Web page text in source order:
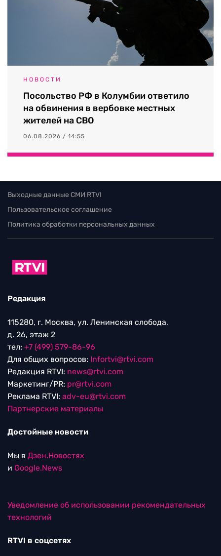
НОВОСТИ
Посольство РФ в Колумбии ответило
на обвинения в вербовке местных
жителей на СВО
06.08.2026 / 14:55
Выходные данные СМИ RTVI
Пользовательское соглашение
Политика обработки персональных данных
Редакция
115280, г. Москва, ул. Ленинская слобода,
д. 26, этаж 2
тел: +7 (499) 579-86-96
Для общих вопросов: Infortvi@rtvi.com
Редакция RTVI: news@rtvi.com
Маркетинг/PR: pr@rtvi.com
Реклама RTVI: adv-eu@rtvi.com
Партнерские материалы
Достойные новости
Мы в Дзен.Новостях
и Google.News
Уведомление об использовании рекомендательных
технологий
RTVI в соцсетях